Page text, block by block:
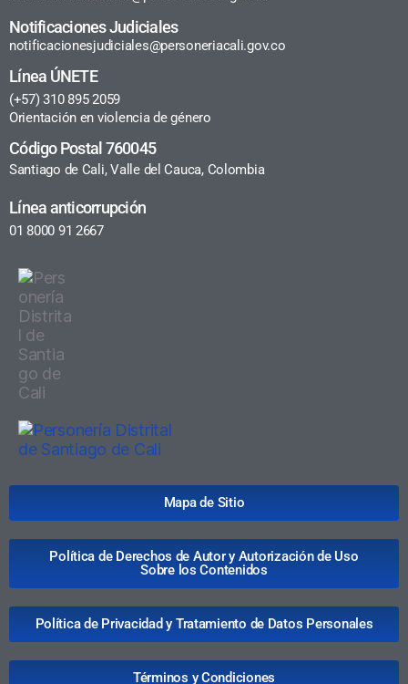
Notificaciones Judiciales
notificacionesjudiciales@personeriacali.gov.co
Línea ÚNETE
(+57) 310 895 2059
Orientación en violencia de género
Código Postal 760045
Santiago de Cali, Valle del Cauca, Colombia
Línea anticorrupción
01 8000 91 2667
Mapa de Sitio
Política de Derechos de Autor y Autorización de Uso
Sobre los Contenidos
Política de Privacidad y Tratamiento de Datos Personales
Términos y Condiciones